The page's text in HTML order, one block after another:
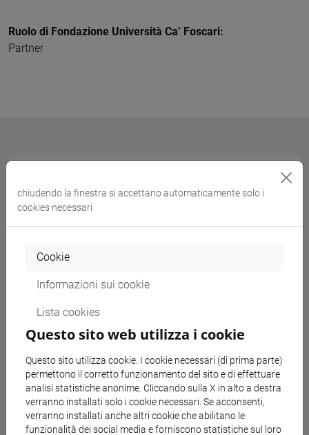
Ruolo di Fondazione Università Ca’ Foscari:
Partner
L'obiettivo del progetto, giunto alla seconda
Lectures (online e offline) finanziate dalla Eurasia
lectures ha il titolo generale di "Vernacularity and
Women Between Asia and Europe": l'idea nasce
della lingua coreana tenuti da Vincenza D'Urso,
professoressa presso l'Università Ca' Foscari di
Venezia e proponente del progetto. In Corea, così
come in molti altri Paesi dell'Asia orientale e
chiudendo la finestra si accettano automaticamente solo i
cookies necessari
Cookie
Informazioni sui cookie
Lista cookies
Questo sito web utilizza i cookie
Questo sito utilizza cookie. I cookie necessari (di prima parte)
permettono il corretto funzionamento del sito e di effettuare
analisi statistiche anonime. Cliccando sulla X in alto a destra
verranno installati solo i cookie necessari. Se acconsenti,
verranno installati anche altri cookie che abilitano le
funzionalità dei social media e forniscono statistiche sul loro